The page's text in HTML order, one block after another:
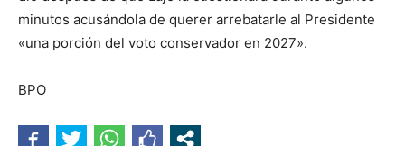
minutos acusándola de querer arrebatarle al Presidente
«una porción del voto conservador en 2027».
BPO